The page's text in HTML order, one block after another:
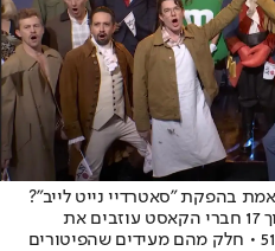
בהפקת "סאטרדיי נייט לייב"?
אחרי חגיגות יובל ה-50: ארבעה מתוך 17 חברי הקאסט עוזבים את
התוכנית האגדית לקראת העונה ה-51 • חלק מהם מעידים שהפיטורים